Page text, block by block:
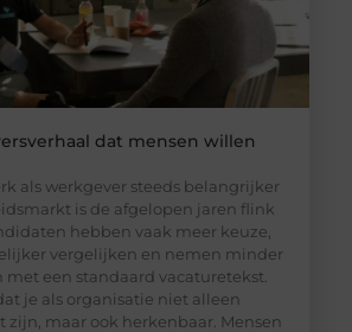
dat mensen willen
als werkgever steeds belangrijker
is de afgelopen jaren flink
hebben vaak meer keuze,
vergelijken en nemen minder
met een standaard vacaturetekst.
je als organisatie niet alleen
zijn, maar ook herkenbaar. Mensen